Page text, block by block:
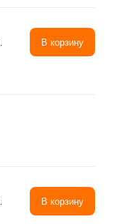
В корзину
В корзину